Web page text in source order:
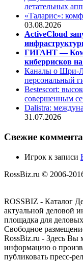
летательных
«Таларис»:
03.08.2026
ActiveCloud
ГИГАНТ —
киберрисков
Каналы о Шри-
персональный
Bestescort:
совершенным
Dalistra:
31.07.2026
Свежие
Игрок к записи
RossBiz.ru © 2006-
ROSSBIZ - Каталог
актуальной деловой
площадка для
Свободное
RossBiz.ru - Здесь Вы
информацию о
публиковать пресс-